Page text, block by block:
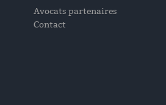
Avocats partenaires
Contact